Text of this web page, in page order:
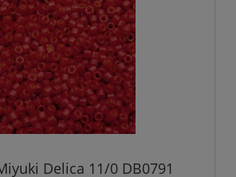
Delica 11/0 DB0791